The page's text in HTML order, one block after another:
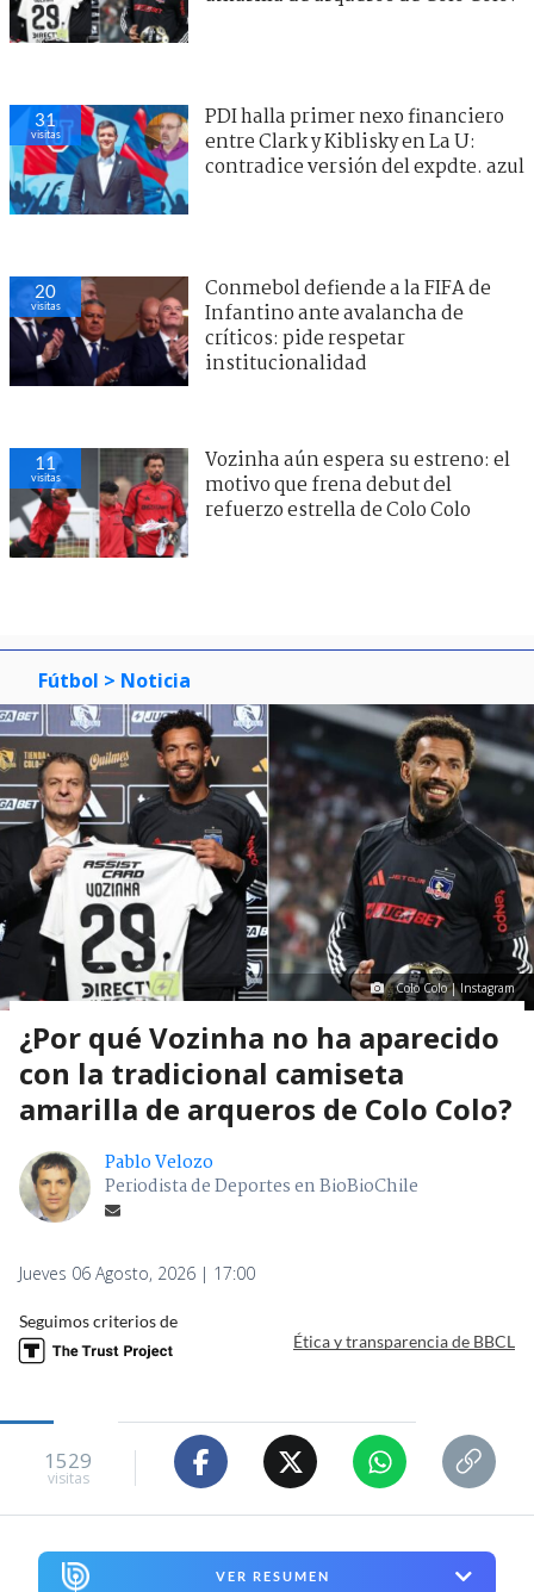
31
visitas
PDI halla primer nexo financiero
entre Clark y Kiblisky en La U:
contradice versión del expdte. azul
20
visitas
Conmebol defiende a la FIFA de
Infantino ante avalancha de
críticos: pide respetar
institucionalidad
11
visitas
Vozinha aún espera su estreno: el
motivo que frena debut del
refuerzo estrella de Colo Colo
Fútbol > Noticia
Colo Colo | Instagram
¿Por qué Vozinha no ha aparecido
con la tradicional camiseta
amarilla de arqueros de Colo Colo?
Pablo Velozo
Periodista de Deportes en BioBioChile
Jueves 06 Agosto, 2026 | 17:00
Seguimos criterios de
Ética y transparencia de BBCL
1529
visitas
VER RESUMEN